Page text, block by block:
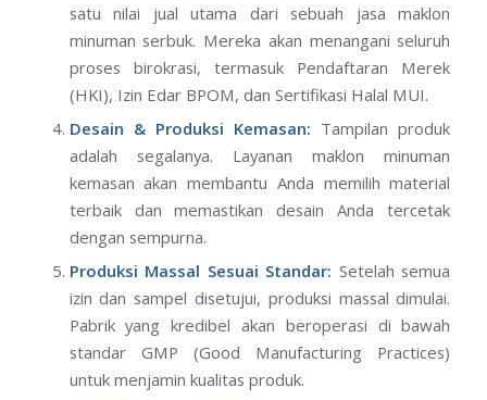
satu nilai jual utama dari sebuah jasa maklon
minuman serbuk. Mereka akan menangani seluruh
proses birokrasi, termasuk Pendaftaran Merek
(HKI), Izin Edar BPOM, dan Sertifikasi Halal MUI.
Desain & Produksi Kemasan: Tampilan produk
adalah segalanya. Layanan maklon minuman
kemasan akan membantu Anda memilih material
terbaik dan memastikan desain Anda tercetak
dengan sempurna.
Produksi Massal Sesuai Standar: Setelah semua
izin dan sampel disetujui, produksi massal dimulai.
Pabrik yang kredibel akan beroperasi di bawah
standar GMP (Good Manufacturing Practices)
untuk menjamin kualitas produk.